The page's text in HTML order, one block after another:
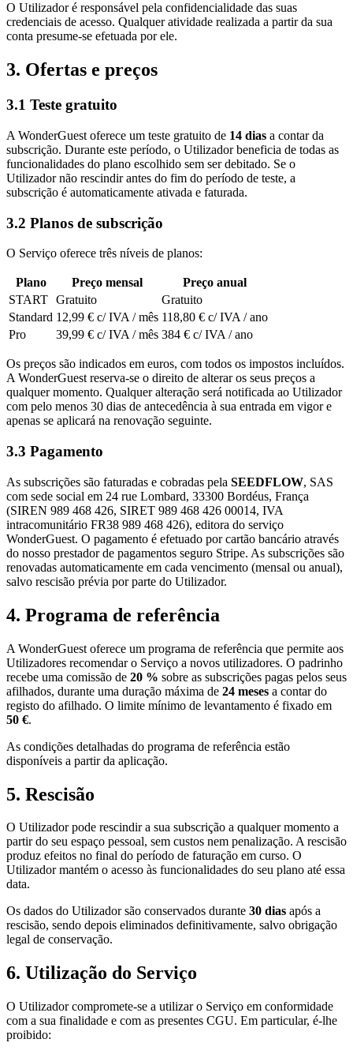
O Utilizador é responsável pela confidencialidade das suas
credenciais de acesso. Qualquer atividade realizada a partir da sua
conta presume-se efetuada por ele.
3. Ofertas e preços
3.1 Teste gratuito
A WonderGuest oferece um teste gratuito de 14 dias a contar da
subscrição. Durante este período, o Utilizador beneficia de todas as
funcionalidades do plano escolhido sem ser debitado. Se o
Utilizador não rescindir antes do fim do período de teste, a
subscrição é automaticamente ativada e faturada.
3.2 Planos de subscrição
O Serviço oferece três níveis de planos:
Plano Preço mensal
Preço anual
START Gratuito
Gratuito
Standard 12,99 € c/ IVA / mês 118,80 € c/ IVA / ano
Pro
39,99 € c/ IVA / mês 384 € c/ IVA / ano
Os preços são indicados em euros, com todos os impostos incluídos.
A WonderGuest reserva-se o direito de alterar os seus preços a
qualquer momento. Qualquer alteração será notificada ao Utilizador
com pelo menos 30 dias de antecedência à sua entrada em vigor e
apenas se aplicará na renovação seguinte.
3.3 Pagamento
As subscrições são faturadas e cobradas pela SEEDFLOW, SAS
com sede social em 24 rue Lombard, 33300 Bordéus, França
(SIREN 989 468 426, SIRET 989 468 426 00014, IVA
intracomunitário FR38 989 468 426), editora do serviço
WonderGuest. O pagamento é efetuado por cartão bancário através
do nosso prestador de pagamentos seguro Stripe. As subscrições são
renovadas automaticamente em cada vencimento (mensal ou anual),
salvo rescisão prévia por parte do Utilizador.
4. Programa de referência
A WonderGuest oferece um programa de referência que permite aos
Utilizadores recomendar o Serviço a novos utilizadores. O padrinho
recebe uma comissão de 20 % sobre as subscrições pagas pelos seus
afilhados, durante uma duração máxima de 24 meses a contar do
registo do afilhado. O limite mínimo de levantamento é fixado em
50 €.
As condições detalhadas do programa de referência estão
disponíveis a partir da aplicação.
5. Rescisão
O Utilizador pode rescindir a sua subscrição a qualquer momento a
partir do seu espaço pessoal, sem custos nem penalização. A rescisão
produz efeitos no final do período de faturação em curso. O
Utilizador mantém o acesso às funcionalidades do seu plano até essa
data.
Os dados do Utilizador são conservados durante 30 dias após a
rescisão, sendo depois eliminados definitivamente, salvo obrigação
legal de conservação.
6. Utilização do Serviço
O Utilizador compromete-se a utilizar o Serviço em conformidade
com a sua finalidade e com as presentes CGU. Em particular, é-lhe
proibido: